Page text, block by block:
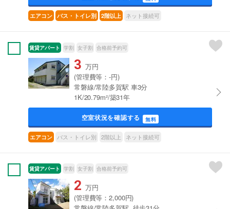
エアコン バス・トイレ別 2階以上 ネット接続可
賃貸アパート 学割 女子割 合格前予約可
3 万円
(管理費等：-円)
常磐線/常陸多賀駅 車3分
1K/20.79m²/築31年
空室状況を確認する 無料
エアコン バス・トイレ別 2階以上 ネット接続可
賃貸アパート 学割 女子割 合格前予約可
2 万円
(管理費等：2,000円)